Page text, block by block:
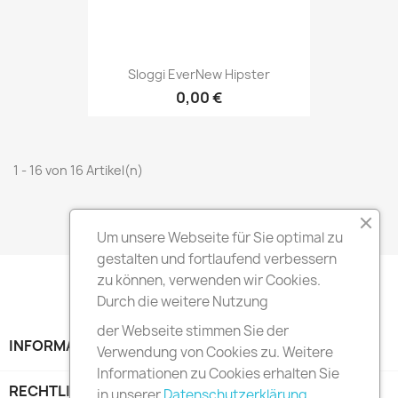
Sloggi EverNew Hipster
0,00 €
1 - 16 von 16 Artikel(n)

INFORMATION
RECHTLICHE HINWEISE
Um unsere Webseite für Sie optimal zu
gestalten und fortlaufend verbessern
zu können, verwenden wir Cookies.
Durch die weitere Nutzung
der Webseite stimmen Sie der
Verwendung von Cookies zu. Weitere
Informationen zu Cookies erhalten Sie